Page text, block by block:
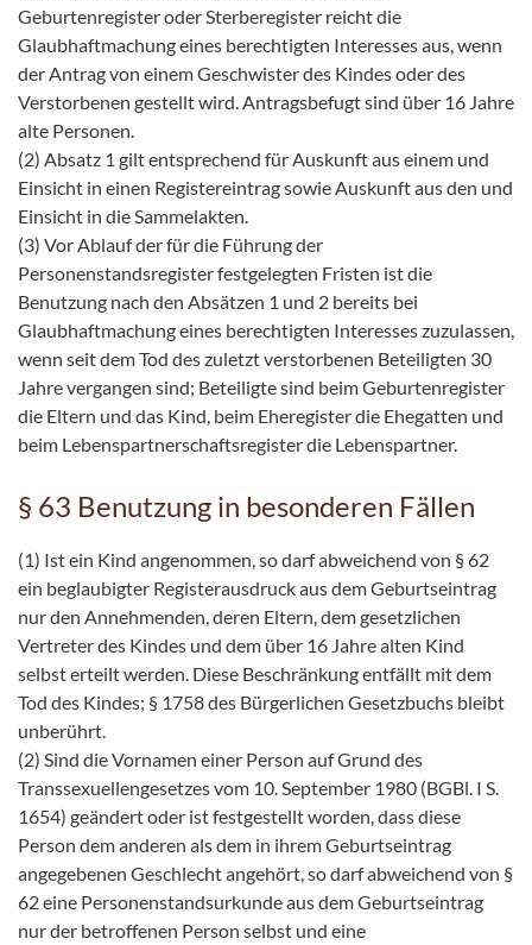
Geburtenregister oder Sterberegister reicht die
Glaubhaftmachung eines berechtigten Interesses aus, wenn
der Antrag von einem Geschwister des Kindes oder des
Verstorbenen gestellt wird. Antragsbefugt sind über 16 Jahre
alte Personen.
(2) Absatz 1 gilt entsprechend für Auskunft aus einem und
Einsicht in einen Registereintrag sowie Auskunft aus den und
Einsicht in die Sammelakten.
(3) Vor Ablauf der für die Führung der
Personenstandsregister festgelegten Fristen ist die
Benutzung nach den Absätzen 1 und 2 bereits bei
Glaubhaftmachung eines berechtigten Interesses zuzulassen,
wenn seit dem Tod des zuletzt verstorbenen Beteiligten 30
Jahre vergangen sind; Beteiligte sind beim Geburtenregister
die Eltern und das Kind, beim Eheregister die Ehegatten und
beim Lebenspartnerschaftsregister die Lebenspartner.
§ 63 Benutzung in besonderen Fällen
(1) Ist ein Kind angenommen, so darf abweichend von § 62
ein beglaubigter Registerausdruck aus dem Geburtseintrag
nur den Annehmenden, deren Eltern, dem gesetzlichen
Vertreter des Kindes und dem über 16 Jahre alten Kind
selbst erteilt werden. Diese Beschränkung entfällt mit dem
Tod des Kindes; § 1758 des Bürgerlichen Gesetzbuchs bleibt
unberührt.
(2) Sind die Vornamen einer Person auf Grund des
Transsexuellengesetzes vom 10. September 1980 (BGBl. I S.
1654) geändert oder ist festgestellt worden, dass diese
Person dem anderen als dem in ihrem Geburtseintrag
angegebenen Geschlecht angehört, so darf abweichend von §
62 eine Personenstandsurkunde aus dem Geburtseintrag
nur der betroffenen Person selbst und eine